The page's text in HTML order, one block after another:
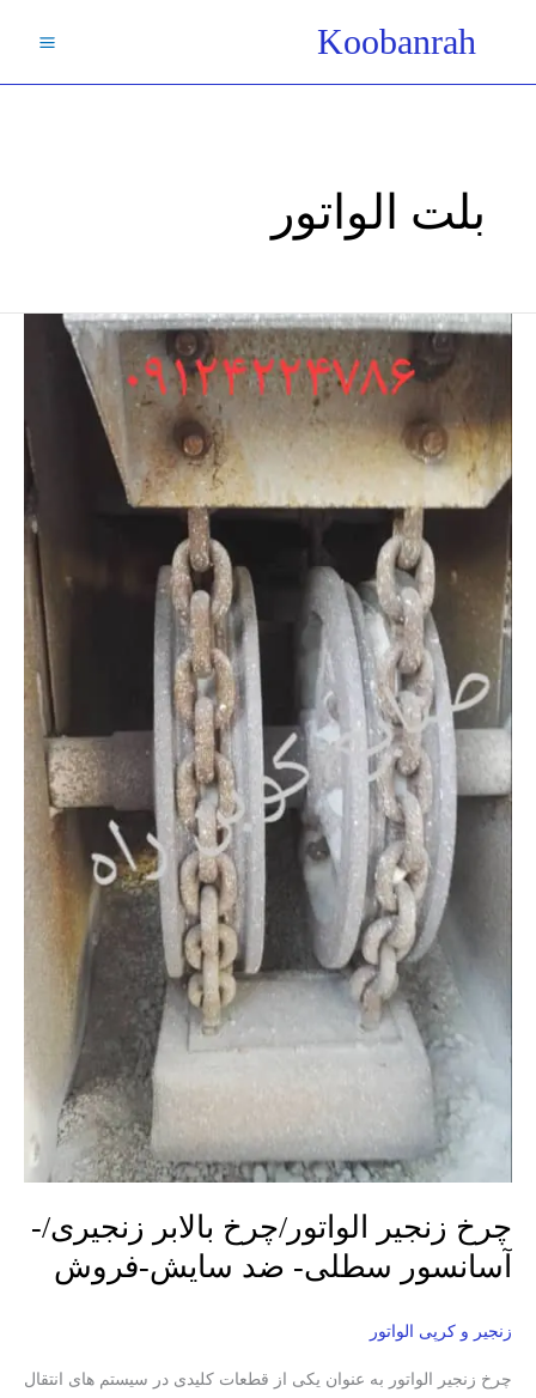
Koobanrah
بلت الواتور
چرخ زنجیر الواتور/چرخ بالابر زنجیری/-
آسانسور سطلی- ضد سایش-فروش
زنجیر و کرپی الواتور
چرخ زنجیر الواتور به‌ عنوان یکی از قطعات کلیدی در سیستم‌ های انتقال
چرخ
چرخ
بالابر
زنجیری/-
آسانسور
ضد
سایش-
فروش